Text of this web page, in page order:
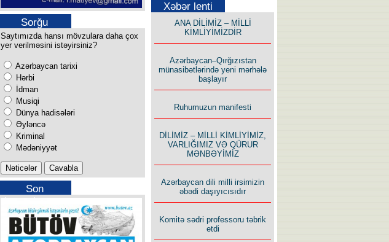
Sorğu
Saytımızda hansı mövzulara daha çox
yer verilməsini istəyirsiniz?
Azərbaycan tarixi
Hərbi
İdman
Musiqi
Dünya hadisələri
Əyləncə
Kriminal
Mədəniyyət
Son
buraxılışımız
Bu yolda mən varam!
edən beş şərt
Xəbər lenti
ANA DİLİMİZ – MİLLİ
KİMLİYİMİZDİR
Azərbaycan–Qırğızıstan
münasibətlərində yeni mərhələ
başlayır
Ruhumuzun manifesti
DİLİMİZ – MİLLİ KİMLİYİMİZ,
VARLIĞIMIZ VƏ QÜRUR
MƏNBƏYİMİZ
Azərbaycan dili milli irsimizin
əbədi daşıyıcısıdır
Komitə sədri professoru təbrik
etdi